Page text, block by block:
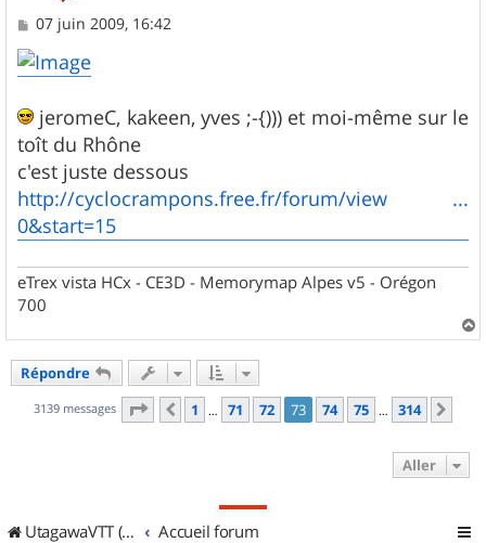
M
s
s
g
e
07 juin 2009, 16:42
jeromeC, kakeen, yves ;-{))) et moi-même sur le
toît du Rhône
c'est juste dessous
http://cyclocrampons.free.fr/forum/view ...
0&start=15
eTrex vista HCx - CE3D - Memorymap Alpes v5 - Orégon
700
a
Répondre
3139 messages Page 73 sur314
Précédent
1 … 71 72 73 74 75 … 314
Aller
UtagawaVTT (Randos VTT et VTTAE avec traces GPS) Accueil forum